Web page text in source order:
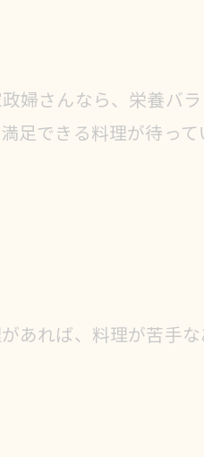
婦さんなら、栄養バ
足できる料理が待って
あれば、料理が苦手